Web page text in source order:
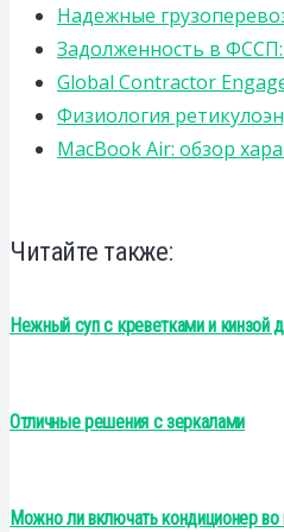
Надежные
Задолженность в
Global Contractor
Физиология
MacBook Air: обзор
Читайте также:
Нежный суп с креветками и кинзой
Отличные решения с зеркалами
Можно ли включать кондиционер